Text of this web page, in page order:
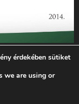
működésének
sz. támogatási
támogatta az
érdekében sütiket
we are using or